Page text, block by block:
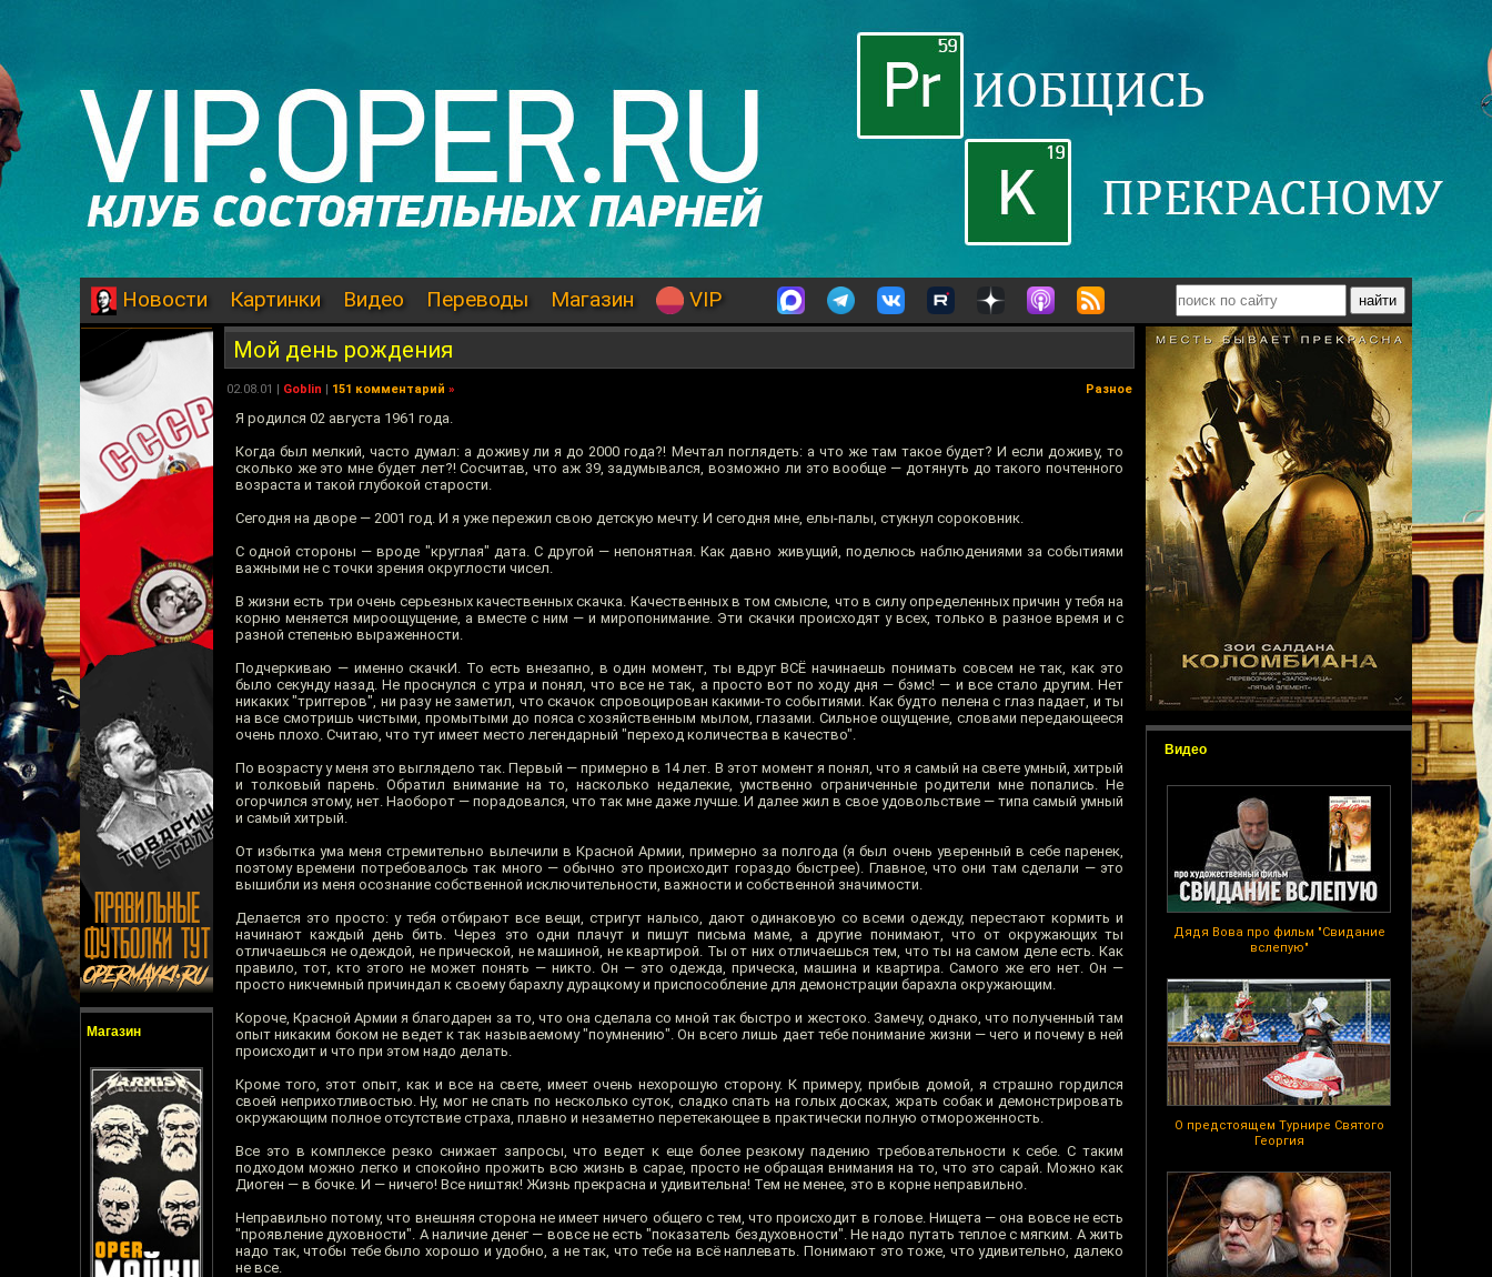
Новости Картинки Видео Переводы Магазин VIP
Магазин
Видео
Дядя Вова про фильм "Свидание
вслепую"
О предстоящем Турнире Святого
Георгия
Мой день рождения
02.08.01 | Goblin | 151 комментарий » Разное
Я родился 02 августа 1961 года.
Когда был мелкий, часто думал: а доживу ли я до 2000 года?! Мечтал поглядеть: а что же там такое будет? И если доживу, то
сколько же это мне будет лет?! Сосчитав, что аж 39, задумывался, возможно ли это вообще — дотянуть до такого почтенного
возраста и такой глубокой старости.
Сегодня на дворе — 2001 год. И я уже пережил свою детскую мечту. И сегодня мне, елы-палы, стукнул сороковник.
С одной стороны — вроде "круглая" дата. С другой — непонятная. Как давно живущий, поделюсь наблюдениями за событиями
важными не с точки зрения округлости чисел.
В жизни есть три очень серьезных качественных скачка. Качественных в том смысле, что в силу определенных причин у тебя на
корню меняется мироощущение, а вместе с ним — и миропонимание. Эти скачки происходят у всех, только в разное время и с
разной степенью выраженности.
Подчеркиваю — именно скачкИ. То есть внезапно, в один момент, ты вдруг ВСЁ начинаешь понимать совсем не так, как это
было секунду назад. Не проснулся с утра и понял, что все не так, а просто вот по ходу дня — бэмс! — и все стало другим. Нет
никаких "триггеров", ни разу не заметил, что скачок спровоцирован какими-то событиями. Как будто пелена с глаз падает, и ты
на все смотришь чистыми, промытыми до пояса с хозяйственным мылом, глазами. Сильное ощущение, словами передающееся
очень плохо. Считаю, что тут имеет место легендарный "переход количества в качество".
По возрасту у меня это выглядело так. Первый — примерно в 14 лет. В этот момент я понял, что я самый на свете умный, хитрый
и толковый парень. Обратил внимание на то, насколько недалекие, умственно ограниченные родители мне попались. Не
огорчился этому, нет. Наоборот — порадовался, что так мне даже лучше. И далее жил в свое удовольствие — типа самый умный
и самый хитрый.
От избытка ума меня стремительно вылечили в Красной Армии, примерно за полгода (я был очень уверенный в себе паренек,
поэтому времени потребовалось так много — обычно это происходит гораздо быстрее). Главное, что они там сделали — это
вышибли из меня осознание собственной исключительности, важности и собственной значимости.
Делается это просто: у тебя отбирают все вещи, стригут налысо, дают одинаковую со всеми одежду, перестают кормить и
начинают каждый день бить. Через это одни плачут и пишут письма маме, а другие понимают, что от окружающих ты
отличаешься не одеждой, не прической, не машиной, не квартирой. Ты от них отличаешься тем, что ты на самом деле есть. Как
правило, тот, кто этого не может понять — никто. Он — это одежда, прическа, машина и квартира. Самого же его нет. Он —
просто никчемный причиндал к своему барахлу дурацкому и приспособление для демонстрации барахла окружающим.
Короче, Красной Армии я благодарен за то, что она сделала со мной так быстро и жестоко. Замечу, однако, что полученный там
опыт никаким боком не ведет к так называемому "поумнению". Он всего лишь дает тебе понимание жизни — чего и почему в ней
происходит и что при этом надо делать.
Кроме того, этот опыт, как и все на свете, имеет очень нехорошую сторону. К примеру, прибыв домой, я страшно гордился
своей неприхотливостью. Ну, мог не спать по несколько суток, сладко спать на голых досках, жрать собак и демонстрировать
окружающим полное отсутствие страха, плавно и незаметно перетекающее в практически полную отмороженность.
Все это в комплексе резко снижает запросы, что ведет к еще более резкому падению требовательности к себе. С таким
подходом можно легко и спокойно прожить всю жизнь в сарае, просто не обращая внимания на то, что это сарай. Можно как
Диоген — в бочке. И — ничего! Все ништяк! Жизнь прекрасна и удивительна! Тем не менее, это в корне неправильно.
Неправильно потому, что внешняя сторона не имеет ничего общего с тем, что происходит в голове. Нищета — она вовсе не есть
"проявление духовности". А наличие денег — вовсе не есть "показатель бездуховности". Не надо путать теплое с мягким. А жить
надо так, чтобы тебе было хорошо и удобно, а не так, что тебе на всё наплевать. Понимают это тоже, что удивительно, далеко
не все.